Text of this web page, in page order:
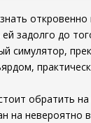
ей задолго до
симулятор,
обратить
на невероятно